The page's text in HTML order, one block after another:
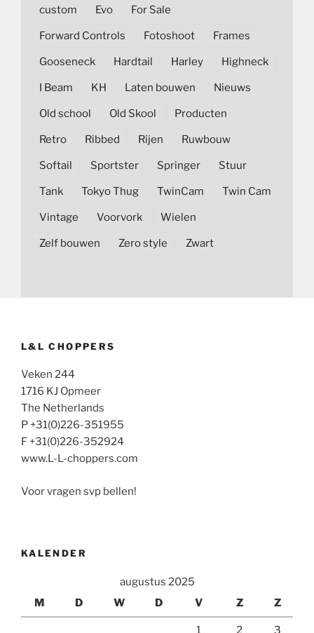
custom Evo For Sale
Forward Controls Fotoshoot Frames
Gooseneck Hardtail Harley Highneck
I Beam KH Laten bouwen Nieuws
Old school Old Skool Producten
Retro Ribbed Rijen Ruwbouw
Softail Sportster Springer Stuur
Tank Tokyo Thug TwinCam Twin Cam
Vintage Voorvork Wielen
Zelf bouwen Zero style Zwart
L&L CHOPPERS
Veken 244
1716 KJ Opmeer
The Netherlands
P +31(0)226-351955
F +31(0)226-352924
www.L-L-choppers.com
Voor vragen svp bellen!
KALENDER
augustus 2025
M
D W D V Z Z
1 2 3